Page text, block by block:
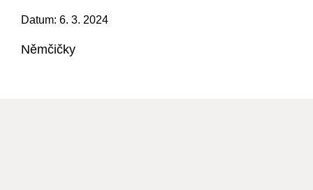
Datum: 6. 3. 2024
Němčičky